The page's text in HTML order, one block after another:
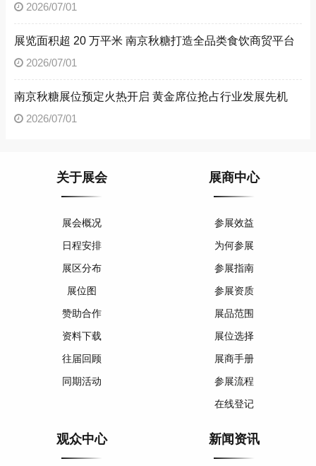
2026/07/01
展览面积超 20 万平米 南京秋糖打造全品类食饮商贸平台
2026/07/01
南京秋糖展位预定火热开启 黄金席位抢占行业发展先机
2026/07/01
关于展会
展会概况
日程安排
展区分布
展位图
赞助合作
资料下载
往届回顾
同期活动
展商中心
参展效益
为何参展
参展指南
参展资质
展品范围
展位选择
展商手册
参展流程
在线登记
观众中心 新闻资讯